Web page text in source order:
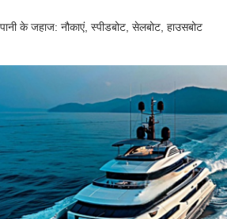
के जहाज: नौकाएं, स्पीडबोट, सेलबोट, हाउसबोट